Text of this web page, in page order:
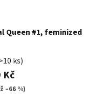
Queen #1, feminized
ks)
–66 %)